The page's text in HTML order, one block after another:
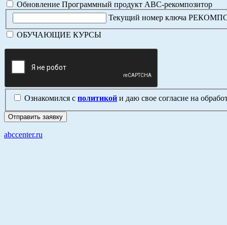
Обновление Программный продукт АВС-рекомпозитор
Текущий номер ключа
ОБУЧАЮЩИЕ КУРСЫ
Ознакомился с политикой и даю свое согласие на
abccenter.ru